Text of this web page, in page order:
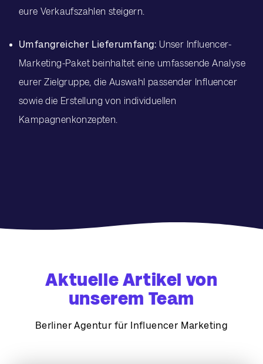
eure Verkaufszahlen steigern.
Umfangreicher Lieferumfang: Unser Influencer-
Marketing-Paket beinhaltet eine umfassende Analyse
eurer Zielgruppe, die Auswahl passender Influencer
sowie die Erstellung von individuellen
Kampagnenkonzepten.
Aktuelle Artikel von
unserem Team
Berliner Agentur für Influencer Marketing